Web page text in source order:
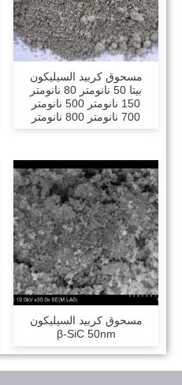
مسحوق كربيد السيليكون
بيتا 50 نانومتر 80 نانومتر
150 نانومتر 500 نانومتر
700 نانومتر 800 نانومتر
مسحوق كربيد السيليكون
β-SiC 50nm